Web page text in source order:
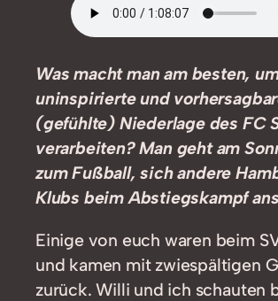
Was macht man am besten,
uninspirierte und
(gefühlte) Niederlage des FC
verarbeiten? Man geht am
zum Fußball, sich andere
Klubs beim Abstiegskampf
Einige von euch waren beim
und kamen mit zwiespältigen
zurück. Willi und ich schauten